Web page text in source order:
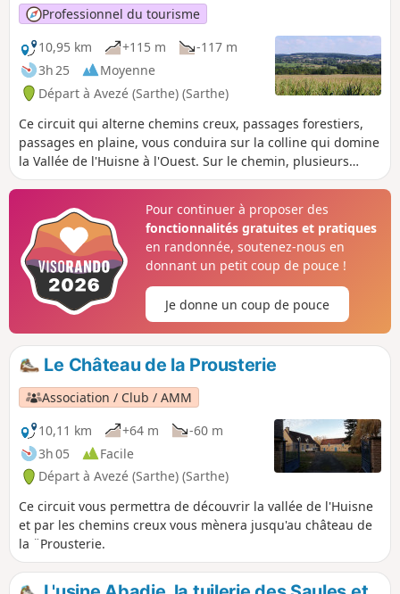
Professionnel du tourisme
10,95 km
+115 m
-117 m
3h 25
Moyenne
Départ à Avezé (Sarthe) (Sarthe)
Ce circuit qui alterne chemins creux, passages forestiers,
passages en plaine, vous conduira sur la colline qui domine
la Vallée de l'Huisne à l'Ouest. Sur le chemin, plusieurs
panoramas vous permettront d'admirer les prairies d'Avezé,
d'éleveurs.
Pour continuer à proposer des
fonctionnalités gratuites et pratiques
en randonnée, soutenez-nous en
donnant un petit coup de pouce !
Je donne un coup de pouce
Le Château de la Prousterie
Association / Club / AMM
10,11 km
+64 m
-60 m
3h 05
Facile
Départ à Avezé (Sarthe) (Sarthe)
Ce circuit vous permettra de découvrir la vallée de l'Huisne
et par les chemins creux vous mènera jusqu'au château de
la ¨Prousterie.